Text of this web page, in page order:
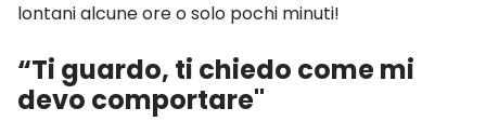
lontani alcune ore o solo pochi minuti!
“Ti guardo, ti chiedo come mi
devo comportare"